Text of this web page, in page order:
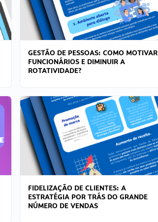
GESTÃO DE PESSOAS: COMO MOTIVAR
FUNCIONÁRIOS E DIMINUIR A
ROTATIVIDADE?
FIDELIZAÇÃO DE CLIENTES: A
ESTRATÉGIA POR TRÁS DO GRANDE
NÚMERO DE VENDAS